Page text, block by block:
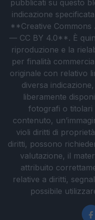
pubblicati su questo
indicazione
**Creative Commons
— CC BY 4.0**. È
riproduzione e la
per finalità
originale con relativo
diversa
liberamente
fotografi o titolari
contenuto,
violi diritti di
diritti, possono
valutazione, il
attribuito
relative a diritti,
possibile